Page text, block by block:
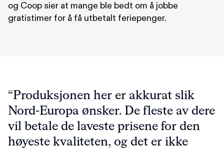
og Coop sier at mange ble bedt om å jobbe
gratistimer for å få utbetalt feriepenger.
“Produksjonen her er akkurat slik
Nord-Europa ønsker. De fleste av dere
vil betale de laveste prisene for den
høyeste kvaliteten, og det er ikke